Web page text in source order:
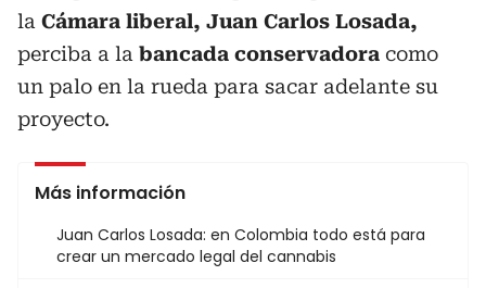
la Cámara liberal, Juan Carlos Losada,
perciba a la bancada conservadora como
un palo en la rueda para sacar adelante su
proyecto.
Más información
Juan Carlos Losada: en Colombia todo está para
crear un mercado legal del cannabis